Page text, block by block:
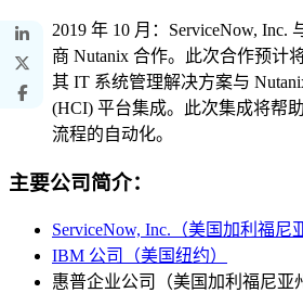
2019 年 10 月：ServiceNow, Inc.
商 Nutanix 合作。此次合作预计
其 IT 系统管理解决方案与
(HCI) 平台集成。此次集成将帮
流程的自动化。
主要公司简介：
ServiceNow, Inc.（美国加利福尼
IBM 公司（美国纽约）
惠普企业公司（美国加利福尼亚